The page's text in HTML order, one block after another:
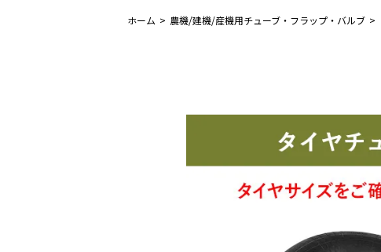
ホーム 農機/建機/産機用チューブ・フラップ・バルブ